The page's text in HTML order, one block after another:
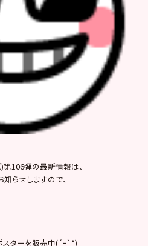
106弾の最新情報は、
知らせしますので、
スターを販売中(´ｰ`*)